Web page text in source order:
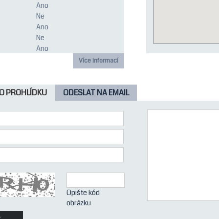
Ano
Ne
Ano
Ne
Ano
V domě, plynové
5
6
0
míst:
0
2014
Novostavba
Osobní
Více informací
PROHLÍDKU ODESLAT NA EMAIL
Opište kód
obrázku